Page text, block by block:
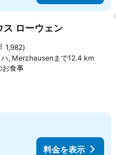
入りに追加
ス ローウェン
1,982
ハ, Merzhausenまで12.4 km
お食事料金を表示
料金を表示